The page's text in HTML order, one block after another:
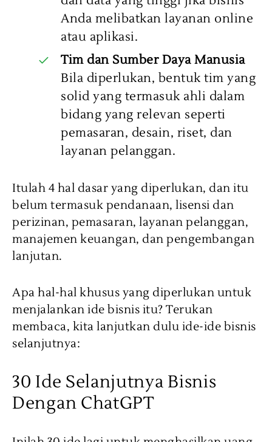
Anda melibatkan layanan online
atau aplikasi.
Tim dan Sumber Daya Manusia
Bila diperlukan, bentuk tim yang
solid yang termasuk ahli dalam
bidang yang relevan seperti
pemasaran, desain, riset, dan
layanan pelanggan.
Itulah 4 hal dasar yang diperlukan, dan itu
belum termasuk pendanaan, lisensi dan
perizinan, pemasaran, layanan pelanggan,
manajemen keuangan, dan pengembangan
lanjutan.
Apa hal-hal khusus yang diperlukan untuk
menjalankan ide bisnis itu? Terukan
membaca, kita lanjutkan dulu ide-ide bisnis
selanjutnya:
30 Ide Selanjutnya Bisnis
Dengan ChatGPT